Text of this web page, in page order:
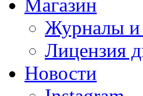
Магазин
Журналы и
Лицензия
Новости